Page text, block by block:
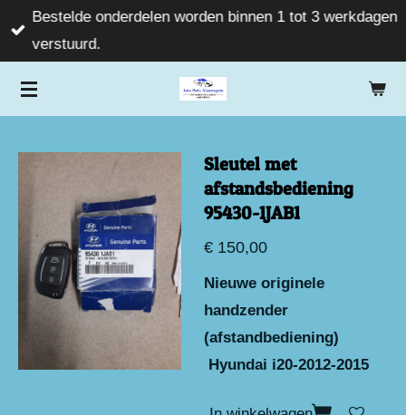
Ga
direct
de
Bestelde onderdelen worden binnen 1 tot 3 werkdagen
verstuurd.
Sleutel met
afstandsbediening
95430-1JAB1
€ 150,00
Nieuwe originele
handzender
(afstandbediening)
Hyundai i20-2012-2015